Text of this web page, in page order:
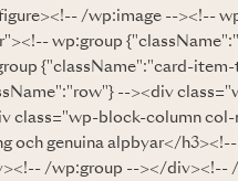
/wp:image --><!--
wp:group
{"className":"card-
--><div
class="wp-block-column
och genuina alpbyar</
/wp:group --></